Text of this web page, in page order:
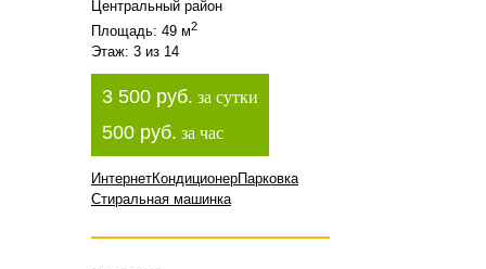
Центральный район
Площадь: 49 м2
Этаж: 3 из 14
3 500 руб. за сутки
500 руб. за час
ИнтернетКондиционерПарковка
Стиральная машинка